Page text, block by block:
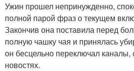
Ужин прошел непринужденно,
полной парой фраз о текущем
Закончив она поставила перед
полную чашку чая и принялась
он бесцельно переключал каналы,
новостях.